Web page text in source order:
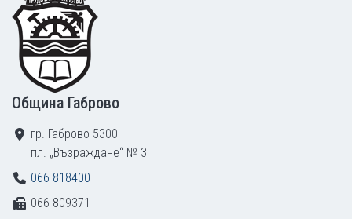
Община Габрово
гр. Габрово 5300
пл. „Възраждане“ № 3
066 818400
066 809371